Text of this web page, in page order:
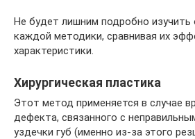
Не будет лишним подробно изучить
каждой методики, сравнивая их
характеристики.
Хирургическая пластика
Этот метод применяется в случае
дефекта, связанного с
уздечки губ (именно из-за этого